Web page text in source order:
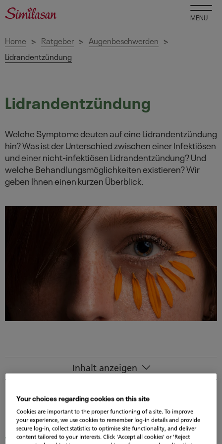
MENU
Home > Ratgeber > Augenbeschwerden >
Lidrandentzündung
Lidrandentzündung
Welche Symptome deuten auf eine Lidrandentzündung
hin? Was ist der Unterschied zwischen einer Infektiösen
und einer nicht-infektiösen Lidrandentzündung? Und
welche Behandlungsmöglichkeiten existieren? Wir
geben Ihnen einen kurzen Überblick.
Was sind die Symptome einer Lidrandentzündung?
Ursachen einer Lidrandentzündung
Produkte
Inhalt anzeigen
Your choices regarding cookies on this site
Cookies are important to the proper functioning of a site. To improve
your experience, we use cookies to remember log-in details and provide
secure log-in, collect statistics to optimise site functionality, and deliver
content tailored to your interests. Click 'Accept all cookies' or 'Reject